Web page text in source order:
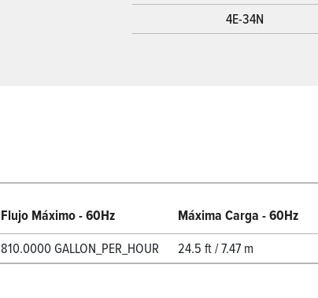
4E-34N
Flujo Máximo - 60Hz Máxima Carga - 60Hz
810.0000 GALLON_PER_HOUR 24.5 ft / 7.47 m